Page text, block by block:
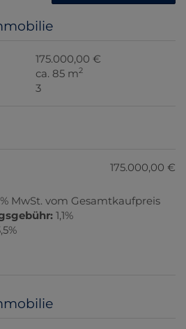
175.000,00 €
ca. 85 m2
3
175.000,00 €
MwSt. vom Gesamtkaufpreis
1,1%